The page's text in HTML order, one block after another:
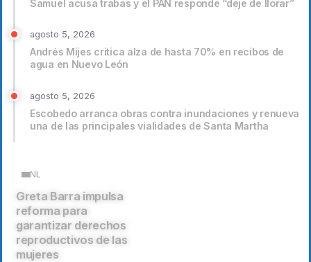
Samuel acusa trabas y el PAN responde “deje de llorar”
agosto 5, 2026
Andrés Mijes critica alza de hasta 70% en recibos de
agua en Nuevo León
agosto 5, 2026
Escobedo arranca obras contra inundaciones y renueva
una de las principales vialidades de Santa Martha
NL
Greta Barra impulsa
reforma para
garantizar derechos
reproductivos de las
mujeres